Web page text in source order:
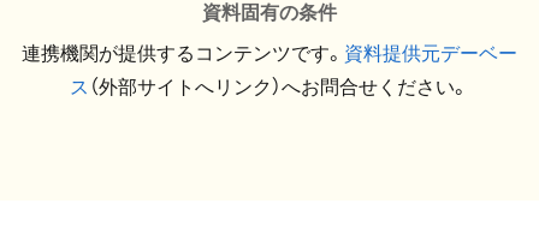
資料固有の条件
連携機関が提供するコンテンツです。 資料提供元デーベー
ス （外部サイトへリンク）へお問合せください。